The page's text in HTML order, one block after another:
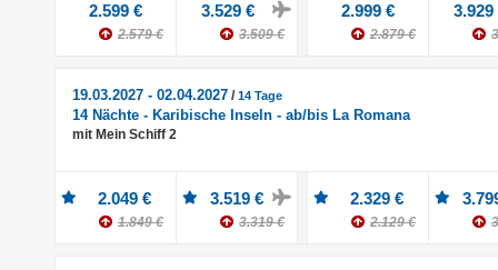
2.599 €
2.579 €
3.529 €
3.509 €
2.999 €
2.879 €
3.929
19.03.2027 - 02.04.2027 /14 Tage
14 Nächte - Karibische Inseln - ab/bis La Romana
mit Mein Schiff 2
2.049 €
1.849 €
3.519 €
3.319 €
2.329 €
2.129 €